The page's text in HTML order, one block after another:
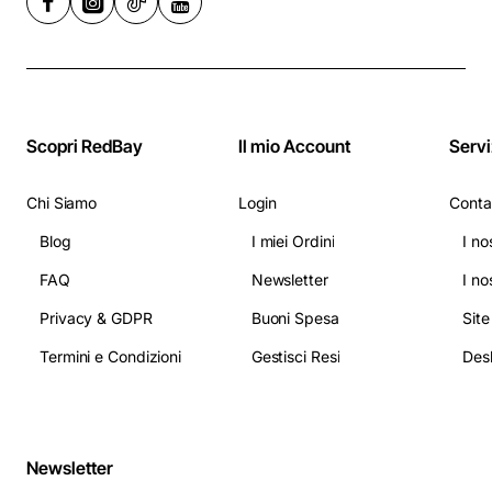
Scopri RedBay
Chi Siamo
Blog
FAQ
Privacy & GDPR
Termini e Condizioni
Il mio Account
Login
I miei Ordini
Newsletter
Buoni Spesa
Gestisci Resi
I
I
Newsletter